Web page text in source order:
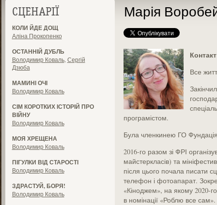
СЦЕНАРІЇ
КОЛИ ЙДЕ ДОЩ
Аліна Прокопенко
ОСТАННІЙ ДУБЛЬ
Володимир Коваль, Сергій
Дзюба
МАМИНІ ОЧІ
Володимир Коваль
СІМ КОРОТКИХ ІСТОРІЙ ПРО
ВІЙНУ
Володимир Коваль
МОЯ ХРЕЩЕНА
Володимир Коваль
ПІГУЛКИ ВІД СТАРОСТІ
Володимир Коваль
ЗДРАСТУЙ, БОРЯ!
Володимир Коваль
Марія
Все
програмістом.
Була членкинею ГО Фундація
2016-го разом зі ФРІ
майстеркласів) та
після цього почала писати
телефон і фотоапарат.
«Кіноджем», на якому 2020-
в номінації «Роблю все сам».